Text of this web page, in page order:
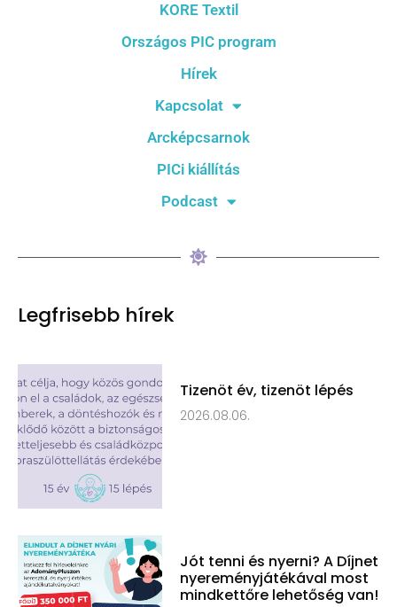
KORE Textil
Országos PIC program
Hírek
Kapcsolat
Arcképcsarnok
PICi kiállítás
Podcast
Legfrisebb hírek
Tizenöt év, tizenöt lépés
2026.08.06.
Jót tenni és nyerni? A Díjnet
nyereményjátékával most
mindkettőre lehetőség van!